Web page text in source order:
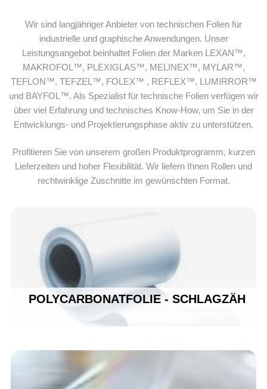
Wir sind langjähriger Anbieter von technischen Folien für
industrielle und graphische Anwendungen. Unser
Leistungsangebot beinhaltet Folien der Marken LEXAN™,
MAKROFOL™, PLEXIGLAS™, MELINEX™, MYLAR™,
TEFLON™, TEFZEL™, FOLEX™ , REFLEX™, LUMIRROR™
und BAYFOL™. Als Spezialist für technische Folienverfügen wir
über viel Erfahrung und technisches Know-How, um Sie in der
Entwicklungs- und Projektierungsphase aktiv zu unterstützen.
Profitieren Sie von unserem großen Produktprogramm, kurzen
Lieferzeiten und hoher Flexibilität. Wir liefern Ihnen Rollen und
rechtwinklige Zuschnitte im gewünschten Format.
POLYCARBONATFOLIE - SCHLAGZÄH